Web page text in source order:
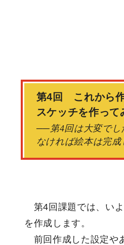
第4回 これから
スケッチを作って
──第4回は大変でし
なければ絵本は完成
第4回課題では、い
を作成します。
前回作成した設定や